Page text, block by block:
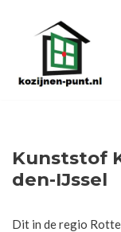
de
Kunststof
den-IJssel
Dit in de regio